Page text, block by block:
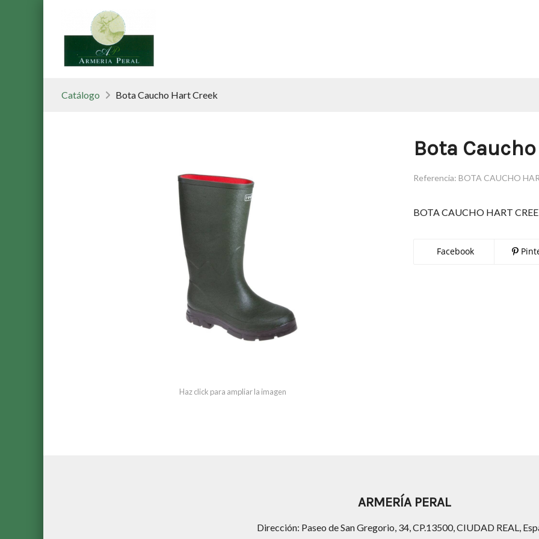
Catálogo Bota Caucho Hart Creek
Haz click para ampliar la imagen
Bota
Referencia: BOTA CAUCHO
BOTA CAUCHO HART
Facebook
ARMERÍA PERAL
Dirección: Paseo de San Gregorio, 34, CP.13500, CIUDAD REAL,